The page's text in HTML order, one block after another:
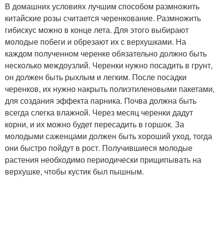
В домашних условиях лучшим способом размножить
китайские розы считается черенкование. Размножить
гибискус можно в конце лета. Для этого выбирают
молодые побеги и обрезают их с верхушками. На
каждом полученном черенке обязательно должно быть
несколько междоузлий. Черенки нужно посадить в грунт,
он должен быть рыхлым и легким. После посадки
черенков, их нужно накрыть полиэтиленовыми пакетами,
для создания эффекта парника. Почва должна быть
всегда слегка влажной. Через месяц черенки дадут
корни, и их можно будет пересадить в горшок. За
молодыми саженцами должен быть хороший уход, тогда
они быстро пойдут в рост. Получившиеся молодые
растения необходимо периодически прищипывать на
верхушке, чтобы кустик был пышным.